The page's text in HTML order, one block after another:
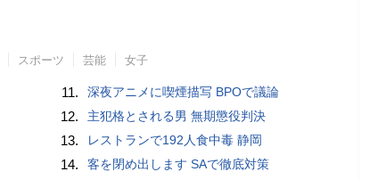
スポーツ 芸能 女子
11. 深夜アニメに喫煙描写 BPOで議論
12. 主犯格とされる男 無期懲役判決
13. レストランで192人食中毒 静岡
14. 客を閉め出します SAで徹底対策